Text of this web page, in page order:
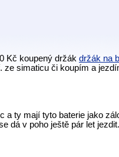
Kč koupený držák držák na
ze simaticu či koupím a
a ty mají tyto baterie jako
dá v poho ještě pár let jezdit.